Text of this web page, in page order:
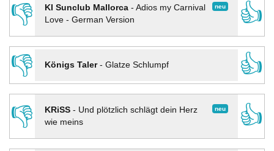
👎
neu
KI Sunclub Mallorca- Adios my Carnival
Love - German Version
👍
👎
Königs Taler- Glatze Schlumpf
👍
👎
neu
KRiSS- Und plötzlich schlägt dein Herz
wie meins
👍